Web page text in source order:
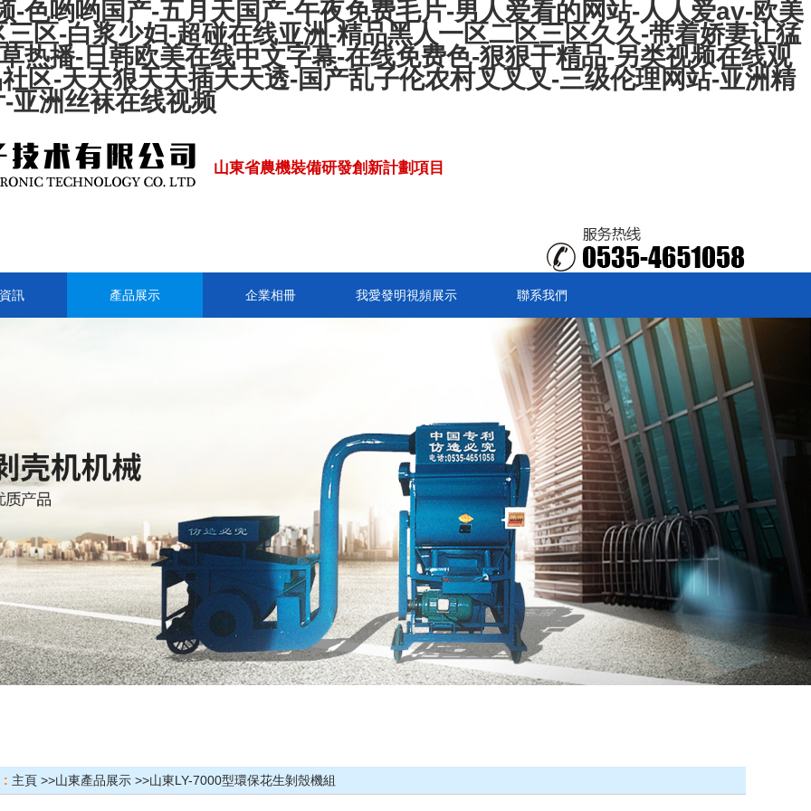
-色哟哟国产-五月天国产-午夜免费毛片-男人爱看的网站-人人爱av-欧美
区-白浆少妇-超碰在线亚洲-精品黑人一区二区三区久久-带着娇妻让猛
热播-日韩欧美在线中文字幕-在线免费色-狠狠干精品-另类视频在线观
区-天天狠天天插天天透-国产乱子伦农村叉叉叉-三级伦理网站-亚洲精
亚洲丝袜在线视频
山東省農機裝備研發創新計劃項目
訊 產品展示 企業相冊 我愛發明視頻展示 聯系我們
: 主頁 >>山東產品展示 >>山東LY-7000型環保花生剝殼機組